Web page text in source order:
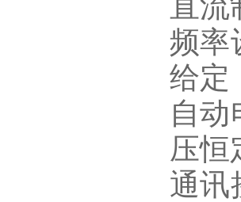
频率
给定
自
压恒
通讯